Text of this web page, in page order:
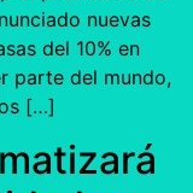
nuevas
del 10% en
parte del mundo,
[…]